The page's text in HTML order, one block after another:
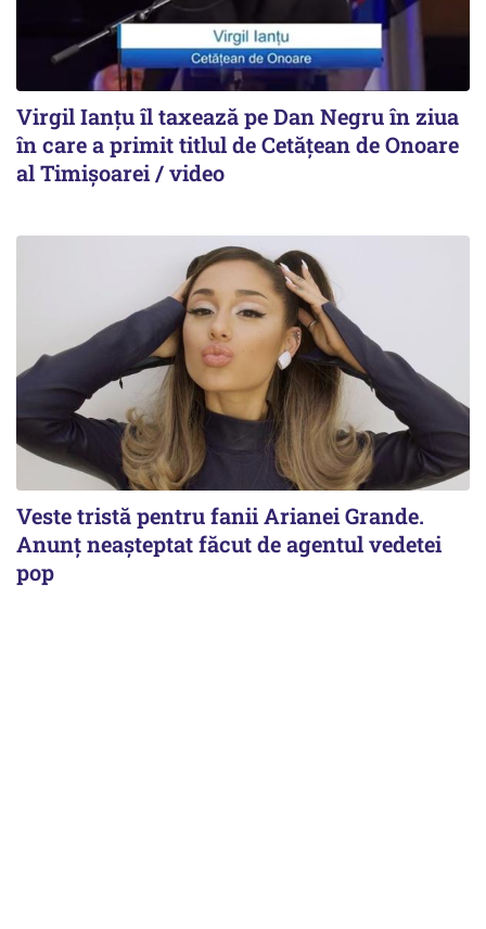
Virgil Ianțu îl taxează pe Dan Negru în ziua
în care a primit titlul de Cetățean de Onoare
al Timișoarei / video
Veste tristă pentru fanii Arianei Grande.
Anunț neașteptat făcut de agentul vedetei
pop